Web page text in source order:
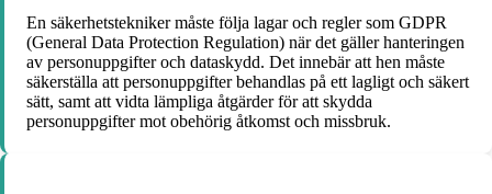
En säkerhetstekniker måste följa lagar och regler som GDPR
(General Data Protection Regulation) när det gäller hanteringen
av personuppgifter och dataskydd. Det innebär att hen måste
säkerställa att personuppgifter behandlas på ett lagligt och säkert
sätt, samt att vidta lämpliga åtgärder för att skydda
personuppgifter mot obehörig åtkomst och missbruk.